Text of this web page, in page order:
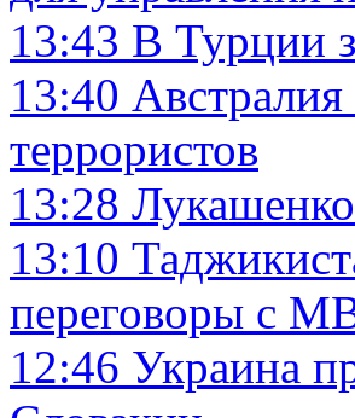
13:43 В Турции
13:40
террористов
13:28
13:10
переговоры с
12:46 Украина